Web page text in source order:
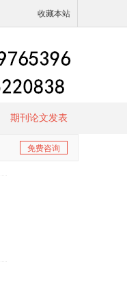
收藏本站
期刊论文发表
免费咨询